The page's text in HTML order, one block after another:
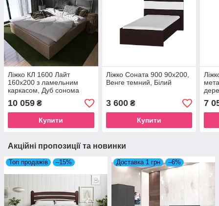
Ліжко КЛ 1600 Лайт
160х200 з ламельним
каркасом, Дуб сонома
10 059 ₴
Купити
Ліжко Соната 900 90х200,
Венге темний, Білий
3 600₴
Купити
7
Акційні пропозиції та новинки
Топ продажів –15% Доставка 1 грн –6%